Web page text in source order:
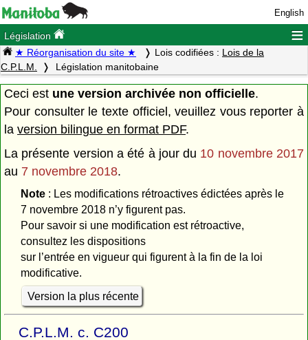
English
Législation ≡
★ Réorganisation du site ★ Lois codifiées : Lois de la
C.P.L.M.
Législation manitobaine
Ceci est une version archivée non officielle.
Pour consulter le texte officiel, veuillez vous reporter à
la version bilingue en format PDF.
La présente version a été à jour du 10 novembre 2017
au 7 novembre 2018.
Note: Les modifications rétroactives édictées après le
7 novembre 2018 n’y figurent pas.
Pour savoir si une modification est rétroactive,
consultez les dispositions
sur l’entrée en vigueur qui figurent à la fin de la loi
modificative.
Version la plus récente
C.P.L.M. c. C200